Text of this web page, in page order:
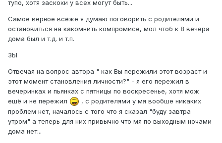
тупо, хотя заскоки у всех могут быть...
Самое верное всёже я думаю поговорить с родителями и
остановиться на какомнить компромисе, мол чтоб к 8 вечера
дома был и т.д. и т.п.
ЗЫ
Отвечая на вопрос автора " как Вы пережили этот возраст и
этот момент становления личности?" - я его пережил в
вечеринках и пьянках с пятницы по воскресенье, хотя мож
ешё и не пережил
, с родителями у мя вообше никаких
проблем нет, началось с того что я сказал "буду завтра
утром" а теперь для них привычно что мя по выходным ночами
дома нет...